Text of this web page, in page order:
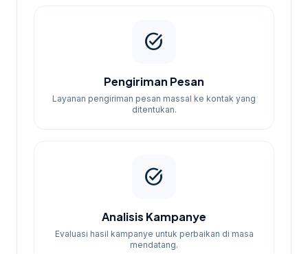
task_alt
Pengiriman Pesan
Layanan pengiriman pesan massal ke kontak yang
ditentukan.
task_alt
Analisis Kampanye
Evaluasi hasil kampanye untuk perbaikan di masa
mendatang.